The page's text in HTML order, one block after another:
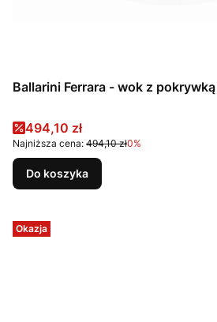
Ballarini Ferrara - wok z
Cena promocyjna
494,10 zł
Najniższa cena: 494,10 zł0%
Do koszyka
Okazja